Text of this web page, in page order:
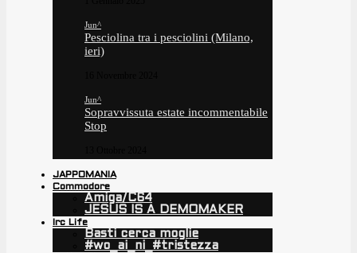
Jun^
Pesciolina tra i pesciolini (Milano,
ieri)
Jun^
Sopravvissuta estate incommentabile
Stop
JAPPOMANIA
Commodore
Amiga/C64
JESUS IS A DEMOMAKER
Irc Life
Basti cerca moglie
#wo_ai_ni_#tristezza